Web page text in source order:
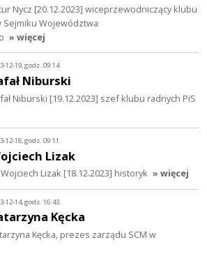
Nycz [20.12.2023] wiceprzewodniczący klubu
Sejmiku Województwa
» więcej
12-19, godz. 09:14
Niburski
Niburski [19.12.2023] szef klubu radnych PiS
12-18, godz. 09:11
Lizak
Lizak [18.12.2023] historyk » więcej
12-14, godz. 16:43
Kęcka
Kęcka, prezes zarządu SCM w